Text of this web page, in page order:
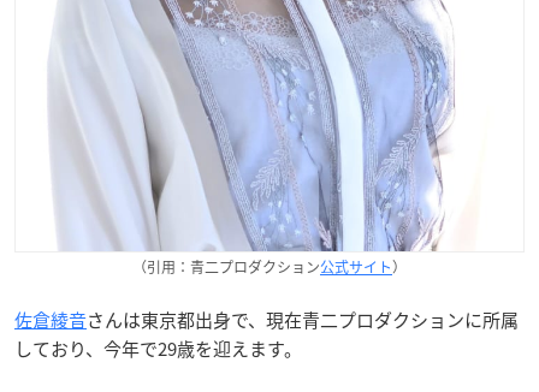
（引用：青二プロダクション公式サイト）
佐倉綾音さんは東京都出身で、現在青二プロダクションに所属
しており、今年で29歳を迎えます。